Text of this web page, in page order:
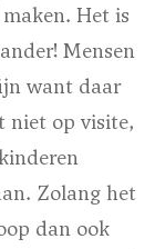
Het is
Mensen
want daar
niet op visite,
Zolang het
dan ook